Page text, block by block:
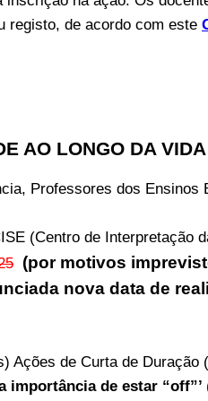
registo, de acordo com este
AO LONGO DA VIDA
Professores dos
(Centro de Interpretação
(por motivos
nova data de
Ações de Curta de Duração
importância de estar “off”’